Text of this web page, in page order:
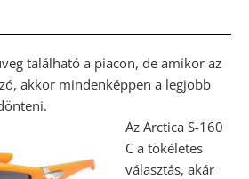
található a piacon, de amikor az
akkor mindenképpen a legjobb
Az Arctica S-160
C a tökéletes
választás, akár